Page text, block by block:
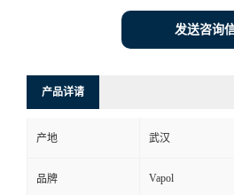
发送咨询
产品详请
产地 武汉
品牌 Vapol